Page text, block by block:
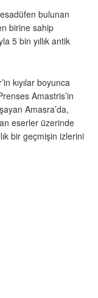
bulunan
birine sahip
5 bin yıllık antik
kıyılar boyunca
Amastris’in
Amasra’da,
eserler üzerinde
bir geçmişin izlerini